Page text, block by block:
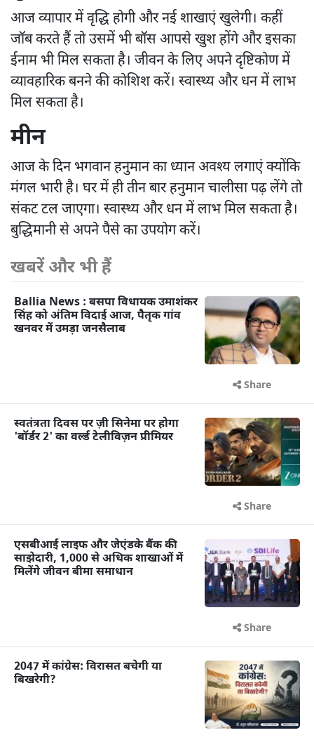
आज व्यापार में वृद्धि होगी और नई शाखाएं खुलेगी। कहीं
जॉब करते हैं तो उसमें भी बॉस आपसे खुश होंगे और इसका
ईनाम भी मिल सकता है। जीवन के लिए अपने दृष्टिकोण में
व्यावहारिक बनने की कोशिश करें। स्वास्थ्य और धन में लाभ
मिल सकता है।
मीन
आज के दिन भगवान हनुमान का ध्यान अवश्य लगाएं क्योंकि
मंगल भारी है। घर में ही तीन बार हनुमान चालीसा पढ़ लेंगे तो
संकट टल जाएगा। स्वास्थ्य और धन में लाभ मिल सकता है।
बुद्धिमानी से अपने पैसे का उपयोग करें।
खबरें और भी हैं
Ballia News : बसपा विधायक उमाशंकर
सिंह को अंतिम विदाई आज, पैतृक गांव
खनवर में उमड़ा जनसैलाब
Share
स्वतंत्रता दिवस पर ज़ी सिनेमा पर होगा
'बॉर्डर 2' का वर्ल्ड टेलीविज़न प्रीमियर
Share
एसबीआई लाइफ और जेएंडके बैंक की
साझेदारी, 1,000 से अधिक शाखाओं में
मिलेंगे जीवन बीमा समाधान
Share
2047 में कांग्रेस: विरासत बचेगी या
बिखरेगी?